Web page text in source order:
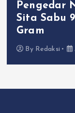
Pengedar
Sita Sabu
Gram
By Redaksi